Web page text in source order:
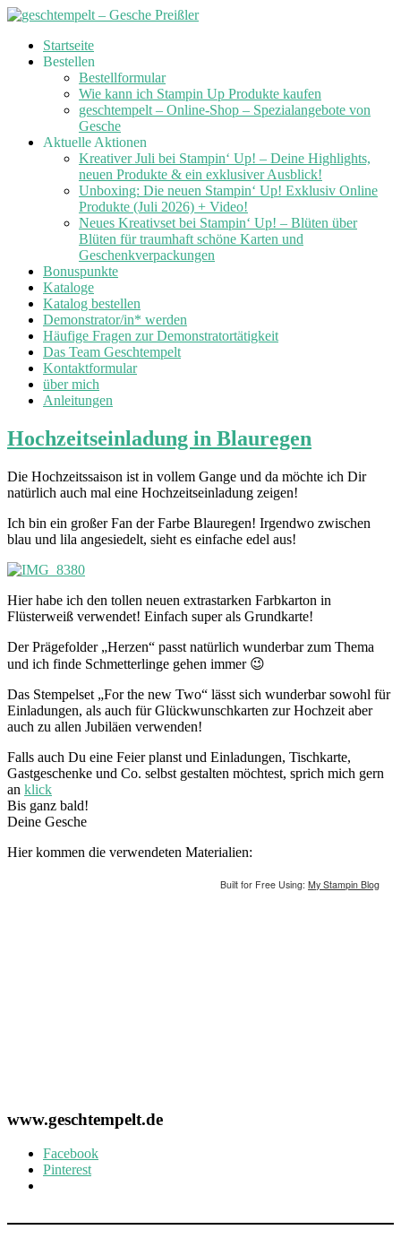
Skip
Startseite
Bestellen
Bestellformular
Wie kann ich Stampin Up Produkte kaufen
geschtempelt – Online-Shop – Spezialangebote von
Gesche
Aktuelle Aktionen
Kreativer Juli bei Stampin‘ Up! – Deine Highlights,
neuen Produkte & ein exklusiver Ausblick!
Unboxing: Die neuen Stampin‘ Up! Exklusiv Online
Produkte (Juli 2026) + Video!
Neues Kreativset bei Stampin‘ Up! – Blüten über
Blüten für traumhaft schöne Karten und
Geschenkverpackungen
Bonuspunkte
Kataloge
Katalog bestellen
Demonstrator/in* werden
Häufige Fragen zur Demonstratortätigkeit
Das Team Geschtempelt
Kontaktformular
über mich
Anleitungen
Hochzeitseinladung in Blauregen
Die Hochzeitssaison ist in vollem Gange und da möchte ich Dir
natürlich auch mal eine Hochzeitseinladung zeigen!
Ich bin ein großer Fan der Farbe Blauregen! Irgendwo zwischen
blau und lila angesiedelt, sieht es einfache edel aus!
Hier habe ich den tollen neuen extrastarken Farbkarton in
Flüsterweiß verwendet! Einfach super als Grundkarte!
Der Prägefolder „Herzen“ passt natürlich wunderbar zum Thema
und ich finde Schmetterlinge gehen immer 😉
Das Stempelset „For the new Two“ lässt sich wunderbar sowohl für
Einladungen, als auch für Glückwunschkarten zur Hochzeit aber
auch zu allen Jubiläen verwenden!
Falls auch Du eine Feier planst und Einladungen, Tischkarte,
Gastgeschenke und Co. selbst gestalten möchtest, sprich mich gern
an klick
Bis ganz bald!
Deine Gesche
Hier kommen die verwendeten Materialien:
Built for Free Using: My Stampin Blog
www.geschtempelt.de
Facebook
Pinterest